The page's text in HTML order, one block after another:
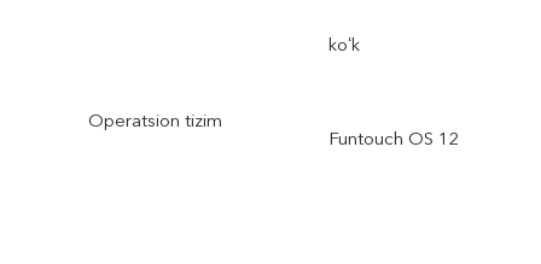
ravishda sozlanadi va
bogʻliq.
koʻk
Operatsion tizim
Funtouch OS 12